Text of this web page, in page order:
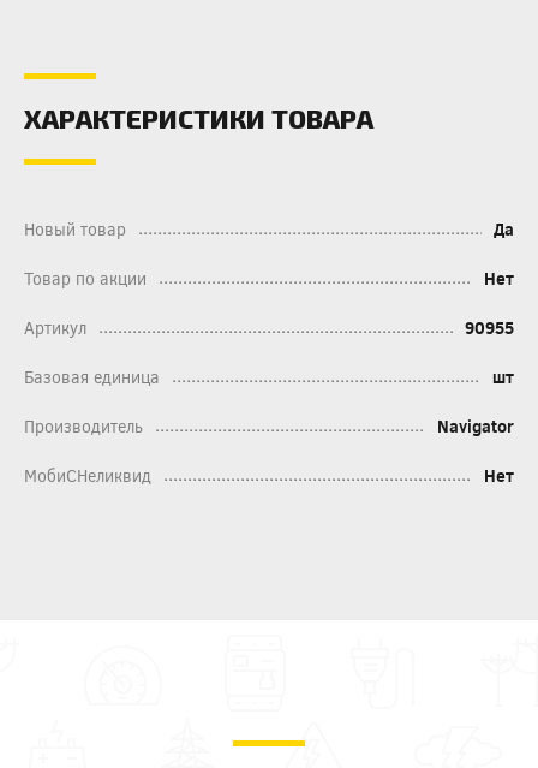
ХАРАКТЕРИСТИКИ ТОВАРА
Новый товар Да
Товар по акции Нет
Артикул 90955
Базовая единица шт
Производитель Navigator
МобиСНеликвид Нет